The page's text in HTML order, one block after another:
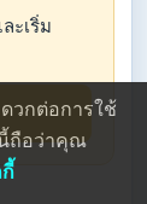
ะเริ่ม
วกต่อการใช้
ถือว่าคุณ